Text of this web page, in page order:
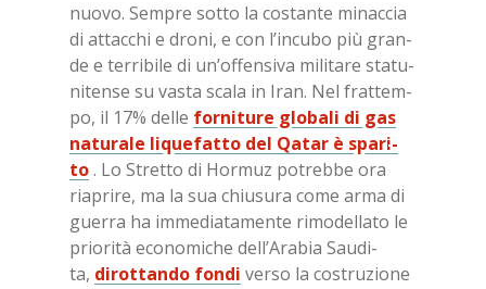
nuo­vo. Sem­pre sot­to la co­stan­te mi­nac­cia
di at­tac­chi e dro­ni, e con l’in­cu­bo più gran­
de e ter­ri­bi­le di un’of­fen­si­va mi­li­ta­re sta­tu­
ni­ten­se su va­sta sca­la in Iran. Nel frat­tem­
po, il 17% del­le for­ni­tu­re glo­ba­li di gas
na­tu­ra­le li­que­fat­to del Qa­tar è spa­ri­
to. Lo Stret­to di Hor­muz po­treb­be ora
ria­pri­re, ma la sua chiu­su­ra come arma di
guer­ra ha im­me­dia­ta­men­te ri­mo­del­la­to le
prio­ri­tà eco­no­mi­che del­l’A­ra­bia Sau­di­
ta, di­rot­tan­do fon­di ver­so la co­stru­zio­ne